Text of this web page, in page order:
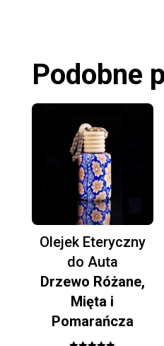
Podobne
Olejek Eteryczny
do Auta
Drzewo Różane,
Mięta i
Pomarańcza